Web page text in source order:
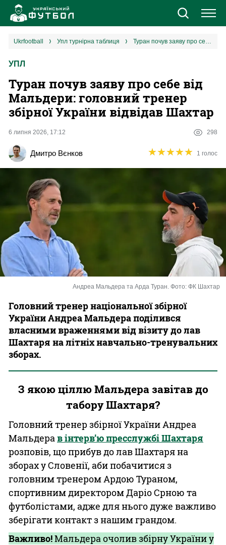
Новини
Єврокубки
УПЛ
2 ліга
ukrfootball упл турнірна таблиця Туран почув заяву про себе від Мальдери: головний тренер збірної України відвідав Шахтар
УПЛ
Туран почув заяву про себе від
Мальдери: головний тренер
збірної України відвідав Шахтар
6 липня 2026, 17:12 298
Дмитро Вєнков ★★★★★
★★★★★ 1 голос
Андреа Мальдера та Арда Туран. Фото: ФК Шахтар
Головний тренер національної збірної
України Андреа Мальдера поділився
власними враженнями від візиту до лав
Шахтаря на літніх навчально-тренувальних
зборах.
З якою ціллю Мальдера завітав до
табору Шахтаря?
Головний тренер збірної України Андреа
Мальдерав інтерв’ю пресслужбі Шахтаря
розповів, що прибув до лав Шахтаря на
зборах у Словенії, аби побачитися з
головним тренером Ардою Тураном,
спортивним директором Даріо Срною та
футболістами, адже для нього дуже важливо
зберігати контакт з нашим грандом.
Важливо!Мальдера очолив збірну України у